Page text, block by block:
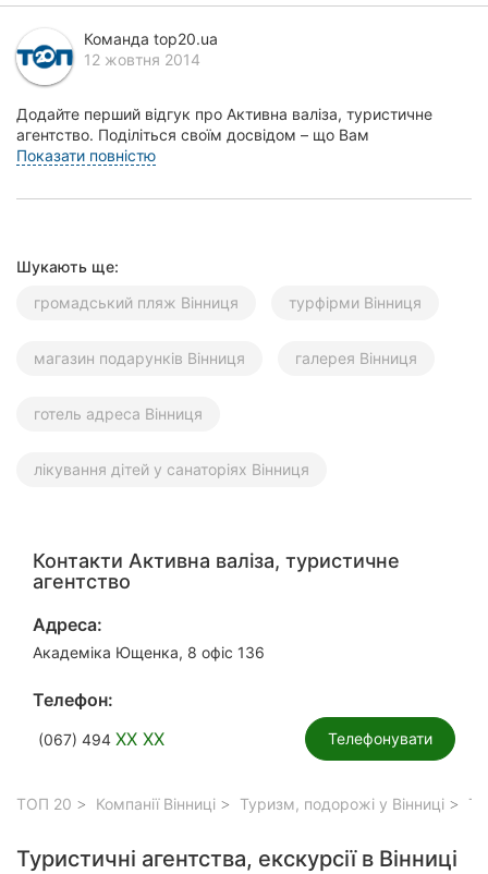
Суми
Івано-
Франківськ
Луцьк
Ужгород
Команда top20.ua
12 жовтня 2014
Додайте перший відгук про Активна валіза, туристичне
агентство. Поділіться своїм досвідом – що Вам
сподобалось, а що ні! Це допоможе іншим жителям Він...
Показати повністю
Шукають ще:
громадський пляж Вінниця
турфірми Вінниця
магазин подарунків Вінниця галерея Вінниця
готель адреса Вінниця
лікування дітей у санаторіях Вінниця
Контакти Активна валіза, туристичне
агентство
Адреса:
Академіка Ющенка, 8 офіс 136
Телефон:
(067) 494 XX XX Телефонувати
ТОП 20 Компанії Вінниці Туризм, подорожі у Вінниці
Туристичні агентства, екскурсії в Вінниці